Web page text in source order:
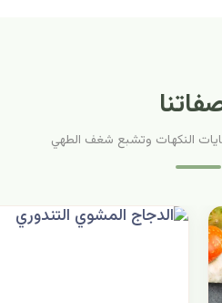
النكهات وتشبع شغف الطهي